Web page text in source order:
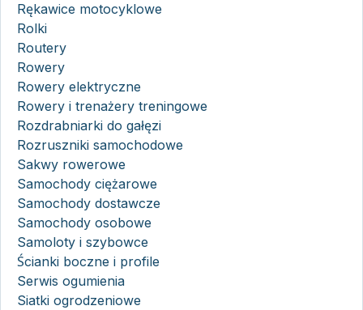
Rękawice motocyklowe
Rolki
Routery
Rowery
Rowery elektryczne
Rowery i trenażery treningowe
Rozdrabniarki do gałęzi
Rozruszniki samochodowe
Sakwy rowerowe
Samochody ciężarowe
Samochody dostawcze
Samochody osobowe
Samoloty i szybowce
Ścianki boczne i profile
Serwis ogumienia
Siatki ogrodzeniowe